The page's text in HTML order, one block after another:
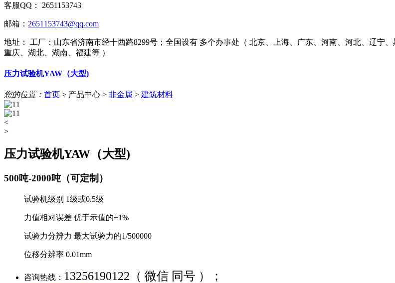
客服QQ： 2651153743
邮箱： 2651153743@qq.com
地址：
工厂：山东省济南市经十西路8299号；全国设有 多个办事处（ 北京、上海、广东、河南、河北、辽宁
重庆、湖北、湖南、福建等 ）
压力试验机YAW（大型)
您的位置： 首页 > 产品中心 > 非金属 > 建筑材料
<
>
压力试验机YAW（大型)
500吨-2000吨（可定制）
试验机级别 1级或0.5级
力值相对误差 优于示值的±1%
试验力分辨力 最大试验力的1/500000
位移分辨率 0.01mm
咨询热线： 13256190122（ 微信 同号 ）；